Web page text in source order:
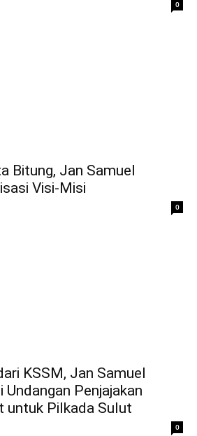
0
Bitung, Jan Samuel
Visi-Misi
0
KSSM, Jan Samuel
Undangan Penjajakan
untuk Pilkada Sulut
0